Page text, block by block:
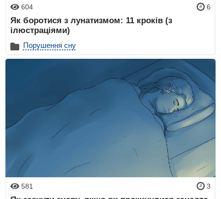
604 6
Як боротися з лунатизмом: 11 кроків (з
ілюстраціями)
Порушення сну
581 3